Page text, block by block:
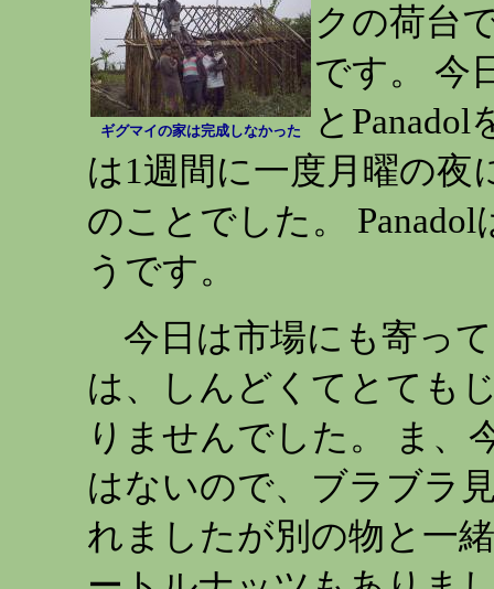
ギグマイの家は完成しなかった
クの荷台
です。 今
と
は1週間に一度月曜の夜
のことでした。
うです。
今日は市場にも寄っ
は、しんどくてとても
りませんでした。 ま、
はないので、ブラブラ
れましたが別の物と一